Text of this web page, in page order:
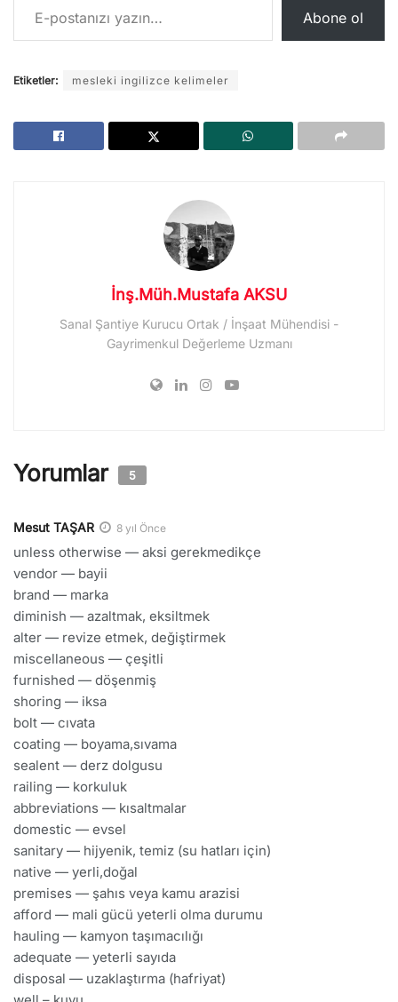
Abone ol
Etiketler: mesleki ingilizce kelimeler
İnş.Müh.Mustafa AKSU
Sanal Şantiye Kurucu Ortak / İnşaat Mühendisi -
Gayrimenkul Değerleme Uzmanı
Yorumlar 5
Mesut TAŞAR 8 yıl Önce
unless otherwise — aksi gerekmedikçe
vendor — bayii
brand — marka
diminish — azaltmak, eksiltmek
alter — revize etmek, değiştirmek
miscellaneous — çeşitli
furnished — döşenmiş
shoring — iksa
bolt — cıvata
coating — boyama,sıvama
sealent — derz dolgusu
railing — korkuluk
abbreviations — kısaltmalar
domestic — evsel
sanitary — hijyenik, temiz (su hatları için)
native — yerli,doğal
premises — şahıs veya kamu arazisi
afford — mali gücü yeterli olma durumu
hauling — kamyon taşımacılığı
adequate — yeterli sayıda
disposal — uzaklaştırma (hafriyat)